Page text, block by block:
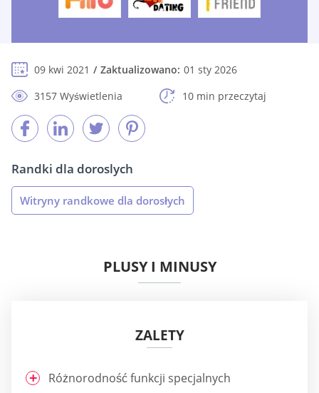
09 kwi 2021 Zaktualizowano: 01 sty 2026
3157 Wyświetlenia
10 min przeczytaj
Randki dla doroslych
Witryny randkowe dla dorosłych
PLUSY I MINUSY
ZALETY
Różnorodność funkcji specjalnych